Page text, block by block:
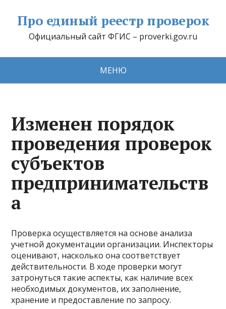
Про единый реестр проверок
Официальный сайт ФГИС – proverki.gov.ru
МЕНЮ
Изменен порядок
проведения проверок
субъектов
предпринимательств
а
Проверка осуществляется на основе анализа
учетной документации организации. Инспекторы
оценивают, насколько она соответствует
действительности. В ходе проверки могут
затронуться такие аспекты, как наличие всех
необходимых документов, их заполнение,
хранение и предоставление по запросу.